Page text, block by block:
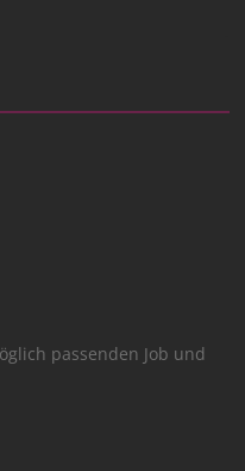
passenden Job und